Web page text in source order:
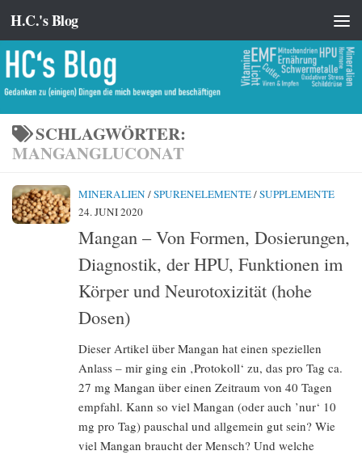
Zum Inhalt springen
H.C.'s Blog
SCHLAGWÖRTER:
MANGANGLUCONAT
MINERALIEN /SPURENELEMENTE/SUPPLEMENTE
24. JUNI 2020
Mangan – Von Formen, Dosierungen,
Diagnostik, der HPU, Funktionen im
Körper und Neurotoxizität (hohe
Dosen)
Dieser Artikel über Mangan hat einen speziellen
Anlass – mir ging ein ‚Protokoll‘ zu, das pro Tag ca.
27 mg Mangan über einen Zeitraum von 40 Tagen
empfahl. Kann so viel Mangan (oder auch ’nur‘ 10
mg pro Tag) pauschal und allgemein gut sein? Wie
viel Mangan braucht der Mensch? Und welche